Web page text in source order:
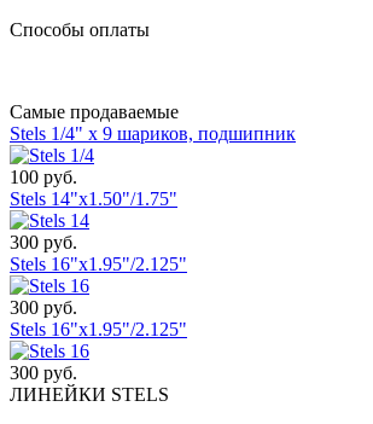
Способы оплаты
Самые продаваемые
Stels 1/4" х 9 шариков, подшипник
100 руб.
Stels 14"x1.50"/1.75"
300 руб.
Stels 16"x1.95"/2.125"
300 руб.
Stels 16"x1.95"/2.125"
300 руб.
ЛИНЕЙКИ STELS